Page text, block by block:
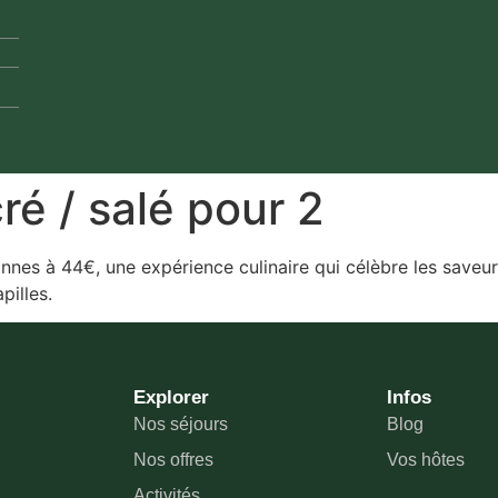
/ salé pour 2
à 44€, une expérience culinaire qui célèbre les
Explorer
Nos séjours
Nos offres
Infos
Blog
Vos hôtes